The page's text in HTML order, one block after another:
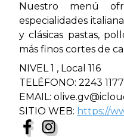
Nuestro menú
especialidades
y clásicas pastas,
más finos cortes de
NIVEL 1 , Local 116
TELÉFONO: 2243 1177
EMAIL:
SITIO WEB: https://